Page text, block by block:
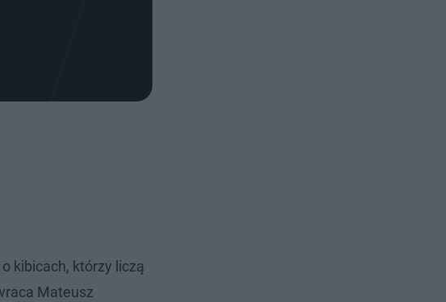
kibicach, którzy liczą
Mateusz